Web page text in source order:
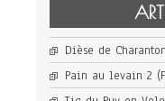
Dièse de
Pain au levain 2